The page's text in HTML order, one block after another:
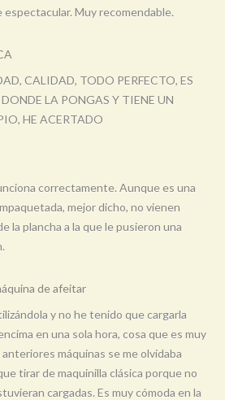
Muy recomendable.
CALIDAD, TODO PERFECTO, ES
LA PONGAS Y TIENE UN
HE ACERTADO
correctamente. Aunque es una
mejor dicho, no vienen
la plancha a la que le pusieron una
de afeitar
y no he tenido que cargarla
en una sola hora, cosa que es muy
máquinas se me olvidaba
tirar de maquinilla clásica porque no
cargadas. Es muy cómoda en la